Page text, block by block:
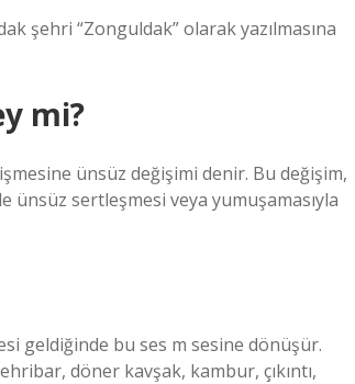
şehri “Zonguldak” olarak yazılmasına
mi?
ünsüz değişimi denir. Bu değişim,
sertleşmesi veya yumuşamasıyla
geldiğinde bu ses m sesine dönüşür.
döner kavşak, kambur, çıkıntı,